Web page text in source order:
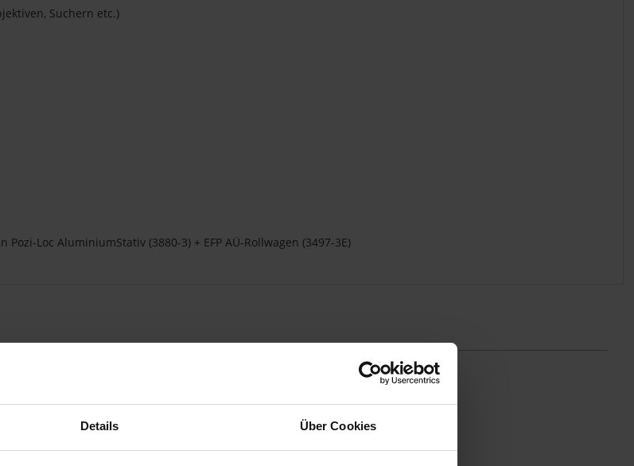
Details Über Cookies
Suchern etc.)
Loc AluminiumStativ (3880-3) + EFP AÜ-Rollwagen (3497-3E)